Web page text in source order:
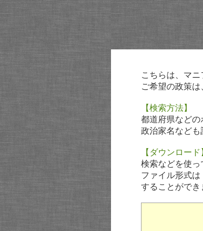
こちらは、マニ
ご希望の政策
【検索方法】
都道府県などの
政治家名なども
【ダウンロード
検索などを使っ
ファイル形式
することができ